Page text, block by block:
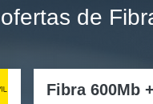
de
Fibra 600Mb